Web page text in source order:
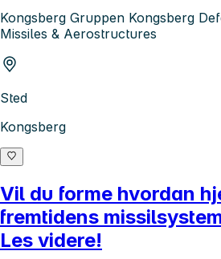
Kongsberg Gruppen Kongsberg
Missiles & Aerostructures
Sted
Kongsberg
Vil du forme hvordan
fremtidens
Les videre!